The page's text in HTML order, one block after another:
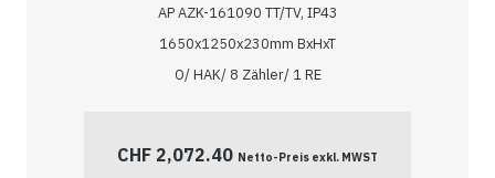
AP AZK-161090 TT/TV, IP43
1650x1250x230mm BxHxT
O/ HAK/ 8 Zähler/ 1 RE
CHF 2,072.40 Netto-Preis exkl. MWST